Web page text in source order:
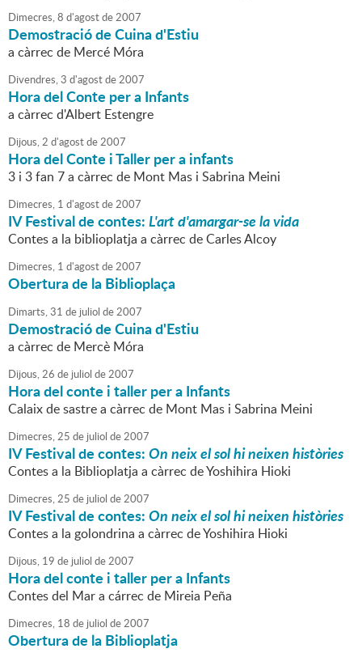
Dimecres,8 d'agostde2007
Demostració de Cuina d'Estiu
a càrrec de Mercé Móra
Divendres,3 d'agostde2007
Hora del Conte per a Infants
a càrrec d'Albert Estengre
Dijous,2 d'agostde2007
Hora del Conte i Taller per a infants
3 i 3 fan 7 a càrrec de Mont Mas i Sabrina Meini
Dimecres, 1 d'agostde2007
IV Festival de contes:L'art d'amargar-se la vida
Contes a la biblioplatja a càrrec de Carles Alcoy
Dimecres, 1 d'agostde2007
Obertura de la Biblioplaça
Dimarts,31 de juliol de2007
Demostració de Cuina d'Estiu
a càrrec de Mercè Móra
Dijous,26 de juliol de2007
Hora del conte i taller per a Infants
Calaix de sastre a càrrec de Mont Mas i Sabrina Meini
Dimecres,25 de juliol de2007
IV Festival de contes:On neix el sol hi neixen històries
Contes a la Biblioplatja a càrrec de Yoshihira Hioki
Dimecres,25 de juliol de2007
IV Festival de contes:On neix el sol hi neixen històries
Contes a la golondrina a càrrec de Yoshihira Hioki
Dijous, 19 de juliol de2007
Hora del conte i taller per a Infants
Contes del Mar a cárrec de Mireia Peña
Dimecres, 18 de juliol de2007
Obertura de la Biblioplatja